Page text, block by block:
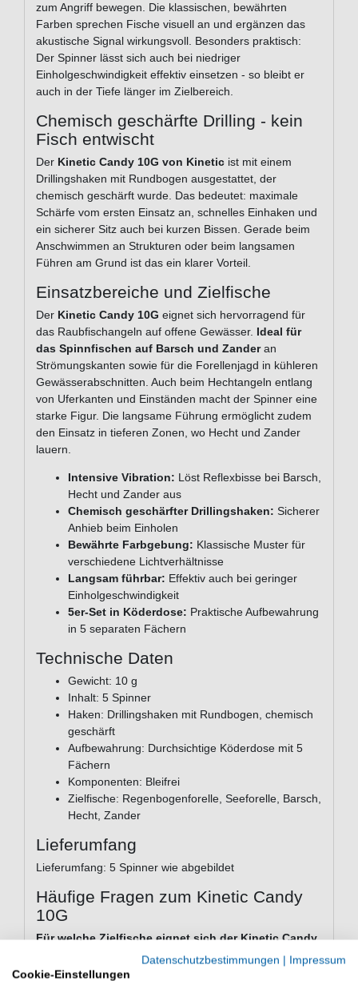
zum Angriff bewegen. Die klassischen, bewährten
Farben sprechen Fische visuell an und ergänzen das
akustische Signal wirkungsvoll. Besonders praktisch:
Der Spinner lässt sich auch bei niedriger
Einholgeschwindigkeit effektiv einsetzen - so bleibt er
auch in der Tiefe länger im Zielbereich.
Chemisch geschärfte Drilling - kein
Fisch entwischt
Der Kinetic Candy 10G von Kinetic ist mit einem
Drillingshaken mit Rundbogen ausgestattet, der
chemisch geschärft wurde. Das bedeutet: maximale
Schärfe vom ersten Einsatz an, schnelles Einhaken und
ein sicherer Sitz auch bei kurzen Bissen. Gerade beim
Anschwimmen an Strukturen oder beim langsamen
Führen am Grund ist das ein klarer Vorteil.
Einsatzbereiche und Zielfische
Der Kinetic Candy 10G eignet sich hervorragend für
das Raubfischangeln auf offene Gewässer. Ideal für
das Spinnfischen auf Barsch und Zanderan
Strömungskanten sowie für die Forellenjagd in kühleren
Gewässerabschnitten. Auch beim Hechtangeln entlang
von Uferkanten und Einständen macht der Spinner eine
starke Figur. Die langsame Führung ermöglicht zudem
den Einsatz in tieferen Zonen, wo Hecht und Zander
lauern.
Intensive Vibration: Löst Reflexbisse bei Barsch,
Hecht und Zander aus
Chemisch geschärfter Drillingshaken: Sicherer
Anhieb beim Einholen
Bewährte Farbgebung: Klassische Muster für
verschiedene Lichtverhältnisse
Langsam führbar: Effektiv auch bei geringer
Einholgeschwindigkeit
5er-Set in Köderdose: Praktische Aufbewahrung
in 5 separaten Fächern
Technische Daten
Gewicht: 10 g
Inhalt: 5 Spinner
Haken: Drillingshaken mit Rundbogen, chemisch
geschärft
Aufbewahrung: Durchsichtige Köderdose mit 5
Fächern
Komponenten: Bleifrei
Zielfische: Regenbogenforelle, Seeforelle, Barsch,
Hecht, Zander
Lieferumfang
Lieferumfang: 5 Spinner wie abgebildet
Häufige Fragen zum Kinetic Candy
10G
Für welche Zielfische eignet sich der Kinetic Candy
Der Kinetic Candy 10G ist auf Barsch, Hecht, Zander,
Datenschutzbestimmungen | Impressum
Cookie-Einstellungen